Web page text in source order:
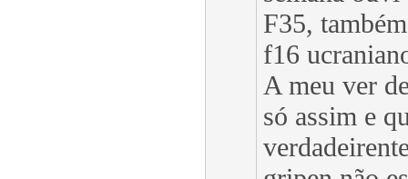
F35,
f16
A meu ver
só assim e